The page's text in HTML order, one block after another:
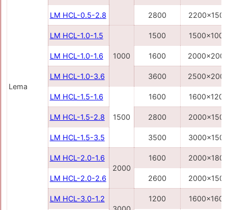
Lema
LM HCL-0.5-2.8 2800 2200x1500
LM HCL-1.0-1.5
1000
1500 1500x1000
LM HCL-1.0-1.6 1600
LM HCL-1.0-3.6 3600
LM HCL-1.5-1.6
1500
1600 1600x1200
LM HCL-1.5-2.8 2800 2000x1500
LM HCL-1.5-3.5 3500 3000x1500
LM HCL-2.0-1.6
2000
1600 2000x1800
LM HCL-2.0-2.6 2600 2000x1500
LM HCL-3.0-1.2
1200 1600x1600